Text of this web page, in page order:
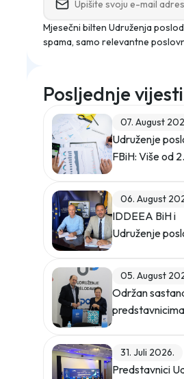
Mjesečni bilten Udruženja
spama, samo relevantne
Posljednje vijesti
07. August
Udruženje
FBiH: Više od
06. August
IDDEEA BiH i
Udruženje
o saradnji
05. August
Održan
predstavnicima
31. Juli 2026.
Predstavnici